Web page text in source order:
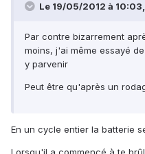
Le 19/05/2012 à
Par contre bizarrement
moins, j'ai même essayé
y parvenir
Peut être qu'après un
En un cycle entier la batterie